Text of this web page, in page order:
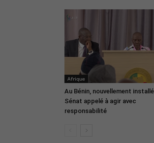
Afrique
Au Bénin, nouvellement
Sénat appelé à agir avec
responsabilité